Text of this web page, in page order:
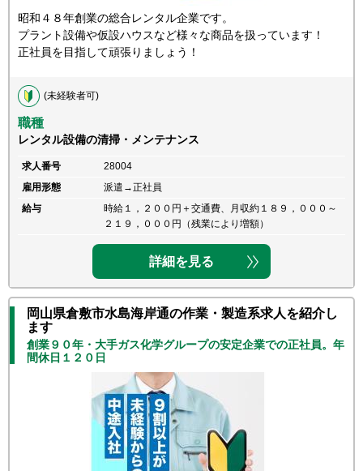
昭和４８年創業の総合レンタル企業です。
プラント設備や仮設ハウスなど様々な商品を扱っています！
正社員を目指して頑張りましょう！
(未経験者可)
職種
レンタル設備の清掃・メンテナンス
求人番号
28004
雇用形態
派遣→正社員
給与
時給１，２００円＋交通費、月収約１８９，０００～
２１９，０００円（残業により増額）
詳細を見る
岡山県倉敷市水島海岸通の作業・製造系求人を紹介し
ます
創業９０年・大手ガス化学グループの安定企業での正社員。年
間休日１２０日